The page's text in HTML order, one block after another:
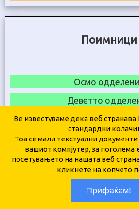
Поимници
Осмо
Деветто
Прва година
Втора година
Трета година
Четврта
Неорганска
Ве известуваме дека веб
стандардни
Тоа се мали текстуални документи
вашиот компјутер, за поголема
посетувањето на нашата веб
кликнете на копчето
Прифаќам!